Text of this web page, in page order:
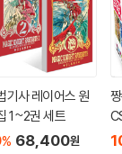
기사 레이어스 원
1~2권 세트
% 68,400원